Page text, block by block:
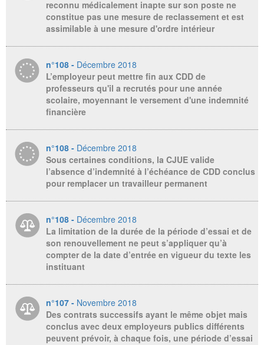
reconnu médicalement inapte sur son poste ne
constitue pas une mesure de reclassement et est
assimilable à une mesure d'ordre intérieur
n°108 - Décembre 2018
L’employeur peut mettre fin aux CDD de
professeurs qu'il a recrutés pour une année
scolaire, moyennant le versement d'une indemnité
financière
n°108 - Décembre 2018
Sous certaines conditions, la CJUE valide
l’absence d’indemnité à l’échéance de CDD conclus
pour remplacer un travailleur permanent
n°108 - Décembre 2018
La limitation de la durée de la période d’essai et de
son renouvellement ne peut s’appliquer qu’à
compter de la date d’entrée en vigueur du texte les
instituant
n°107 - Novembre 2018
Des contrats successifs ayant le même objet mais
conclus avec deux employeurs publics différents
peuvent prévoir, à chaque fois, une période d’essai